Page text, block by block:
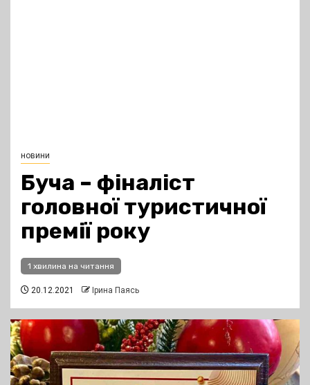
новини
Буча – фіналіст
головної туристичної
премії року
1 хвилина на читання
20.12.2021 Ірина Паясь